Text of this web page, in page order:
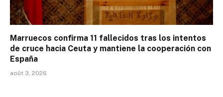
Marruecos confirma 11 fallecidos tras los intentos
de cruce hacia Ceuta y mantiene la cooperación con
España
août 3, 2026